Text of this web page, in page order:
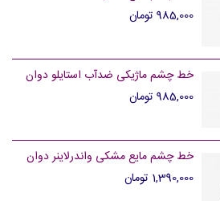
985,000 تومان
خط چشم ماژیکی ضدآب استایلو دوان
985,000 تومان
خط چشم مایع مشکی واندرلاینر دوان
1,390,000 تومان